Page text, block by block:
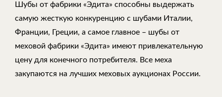
Шубы от фабрики «Эдита» способны выдержать
самую жесткую конкуренцию с шубами Италии,
Франции, Греции, а самое главное – шубы от
меховой фабрики «Эдита» имеют привлекательную
цену для конечного потребителя. Все меха
закупаются на лучших меховых аукционах России.